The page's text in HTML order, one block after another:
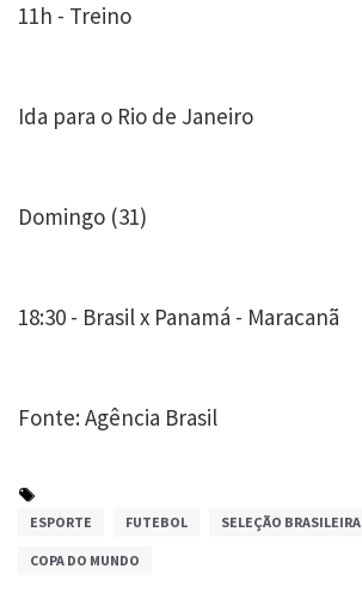
11h - Treino
Ida para o Rio de Janeiro
Domingo (31)
18:30 - Brasil x Panamá - Maracanã
Fonte: Agência Brasil
ESPORTE FUTEBOL SELEÇÃO BRASILEIRA
COPA DO MUNDO